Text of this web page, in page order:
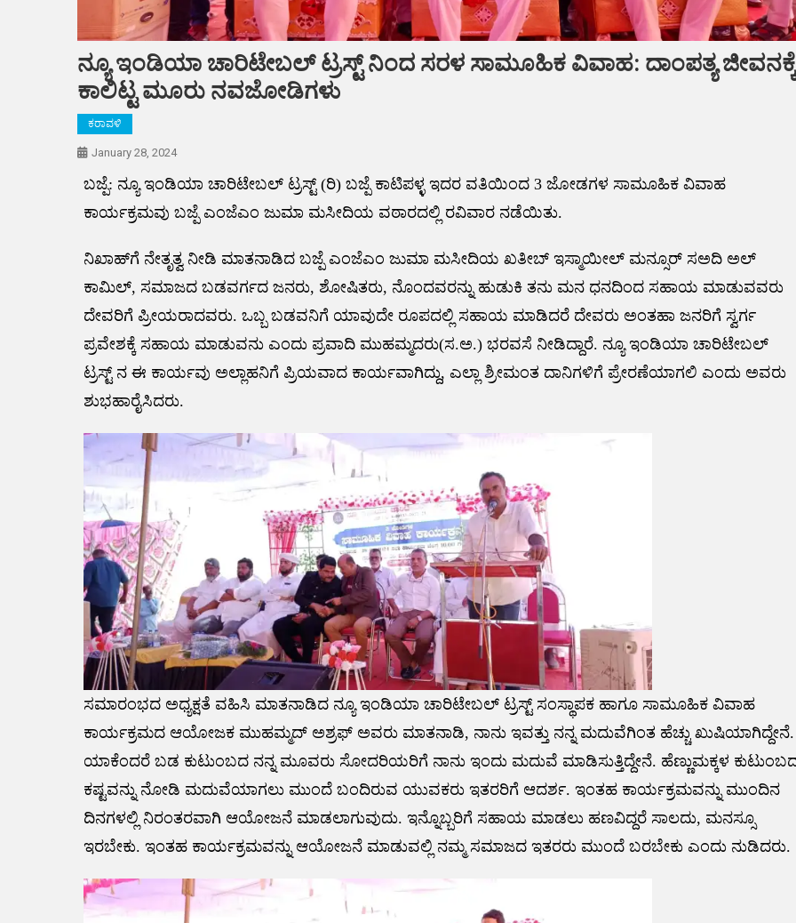
ನ್ಯೂ ಇಂಡಿಯಾ ಚಾರಿಟೇಬಲ್ ಟ್ರಸ್ಟ್ ನಿಂದ ಸರಳ ಸಾಮೂಹಿಕ ವಿವಾಹ: ದಾಂಪತ್ಯ ಜೀವನಕ್ಕೆ
ಕಾಲಿಟ್ಟ ಮೂರು ನವಜೋಡಿಗಳು
ಕರಾವಳಿ
January 28, 2024
ಬಜ್ಪೆ: ನ್ಯೂ ಇಂಡಿಯಾ ಚಾರಿಟೇಬಲ್ ಟ್ರಸ್ಟ್ (ರಿ) ಬಜ್ಪೆ ಕಾಟಿಪಳ್ಳ ಇದರ ವತಿಯಿಂದ 3 ಜೋಡಗಳ ಸಾಮೂಹಿಕ ವಿವಾಹ
ಕಾರ್ಯಕ್ರಮವು ಬಜ್ಪೆ ಎಂಜೆಎಂ ಜುಮಾ ಮಸೀದಿಯ ವಠಾರದಲ್ಲಿ ರವಿವಾರ ನಡೆಯಿತು.
ನಿಖಾಹ್‌ಗೆ ನೇತೃತ್ವ ನೀಡಿ ಮಾತನಾಡಿದ ಬಜ್ಪೆ ಎಂಜೆಎಂ ಜುಮಾ ಮಸೀದಿಯ ಖತೀಬ್‌ ಇಸ್ಮಾಯೀಲ್ ಮನ್ಸೂರ್ ಸಅದಿ ಅಲ್
ಕಾಮಿಲ್, ಸಮಾಜದ ಬಡವರ್ಗದ ಜನರು, ಶೋಷಿತರು, ನೊಂದವರನ್ನು ಹುಡುಕಿ ತನು ಮನ ಧನದಿಂದ ಸಹಾಯ ಮಾಡುವವರು
ದೇವರಿಗೆ ಪ್ರೀಯರಾದವರು. ಒಬ್ಬ ಬಡವನಿಗೆ ಯಾವುದೇ ರೂಪದಲ್ಲಿ ಸಹಾಯ ಮಾಡಿದರೆ ದೇವರು ಅಂತಹಾ ಜನರಿಗೆ ಸ್ವರ್ಗ
ಪ್ರವೇಶಕ್ಕೆ ಸಹಾಯ ಮಾಡುವನು ಎಂದು ಪ್ರವಾದಿ ಮುಹಮ್ಮದರು(ಸ.ಅ.) ಭರವಸೆ ನೀಡಿದ್ದಾರೆ. ನ್ಯೂ ಇಂಡಿಯಾ ಚಾರಿಟೇಬಲ್
ಟ್ರಸ್ಟ್ ನ ಈ ಕಾರ್ಯವು ಅಲ್ಲಾಹನಿಗೆ ಪ್ರಿಯವಾದ ಕಾರ್ಯವಾಗಿದ್ದು, ಎಲ್ಲಾ ಶ್ರೀಮಂತ ದಾನಿಗಳಿಗೆ ಪ್ರೇರಣೆಯಾಗಲಿ ಎಂದು ಅವರು
ಶುಭಹಾರೈಸಿದರು.
ಸಮಾರಂಭದ ಅಧ್ಯಕ್ಷತೆ ವಹಿಸಿ ಮಾತನಾಡಿದ ನ್ಯೂ ಇಂಡಿಯಾ ಚಾರಿಟೇಬಲ್ ಟ್ರಸ್ಟ್ ಸಂಸ್ಥಾಪಕ ಹಾಗೂ ಸಾಮೂಹಿಕ ವಿವಾಹ
ಕಾರ್ಯಕ್ರಮದ ಆಯೋಜಕ ಮುಹಮ್ಮದ್ ಅಶ್ರಫ್ ಅವರು ಮಾತನಾಡಿ, ನಾನು ಇವತ್ತು ನನ್ನ ಮದುವೆಗಿಂತ ಹೆಚ್ಚು ಖುಷಿಯಾಗಿದ್ದೇನೆ.
ಯಾಕೆಂದರೆ ಬಡ ಕುಟುಂಬದ ನನ್ನ ಮೂವರು ಸೋದರಿಯರಿಗೆ ನಾನು ಇಂದು ಮದುವೆ ಮಾಡಿಸುತ್ತಿದ್ದೇನೆ. ಹೆಣ್ಣುಮಕ್ಕಳ
ಕಷ್ಟವನ್ನು ನೋಡಿ ಮದುವೆಯಾಗಲು ಮುಂದೆ ಬಂದಿರುವ ಯುವಕರು ಇತರರಿಗೆ ಆದರ್ಶ. ಇಂತಹ ಕಾರ್ಯಕ್ರಮವನ್ನು ಮುಂದಿನ
ದಿನಗಳಲ್ಲಿ ನಿರಂತರವಾಗಿ ಆಯೋಜನೆ ಮಾಡಲಾಗುವುದು. ಇನ್ನೊಬ್ಬರಿಗೆ ಸಹಾಯ ಮಾಡಲು ಹಣವಿದ್ದರೆ ಸಾಲದು, ಮನಸ್ಸೂ
ಇರಬೇಕು. ಇಂತಹ ಕಾರ್ಯಕ್ರಮವನ್ನು ಆಯೋಜನೆ ಮಾಡುವಲ್ಲಿ ನಮ್ಮ ಸಮಾಜದ ಇತರರು ಮುಂದೆ ಬರಬೇಕು ಎಂದು ನುಡಿದರು.